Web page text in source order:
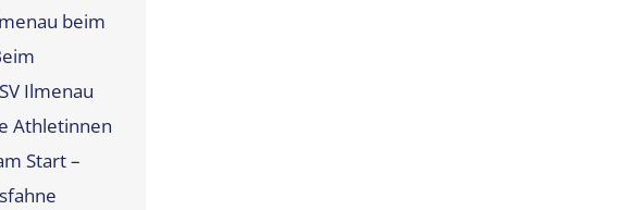
beim
Ilmenau
Athletinnen
Start –